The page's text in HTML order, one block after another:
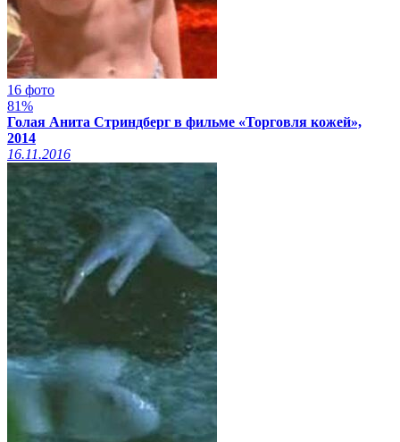
16 фото
81%
Голая Анита Стриндберг в фильме «Торговля кожей»,
2014
16.11.2016